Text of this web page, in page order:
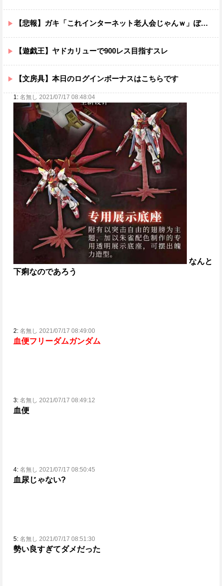
【悲報】ガキ「これインターネット老人会じゃんｗ」ぼく「どれどれ…」ガキ「ニコニコ！らきすた！ボカロ！」ぼく「はぁ…」
【遊戯王】ヤドカリューで900レス目指すスレ
【文房具】本日のログインボーナスはこちらです
1: 名無し 2021/07/17 08:48:04
なんと
下痢なのであろう
2: 名無し 2021/07/17 08:49:00
血便フリーダムガンダム
3: 名無し 2021/07/17 08:49:12
血便
4: 名無し 2021/07/17 08:50:45
血尿じゃない?
5: 名無し 2021/07/17 08:51:30
勢い良すぎてダメだった